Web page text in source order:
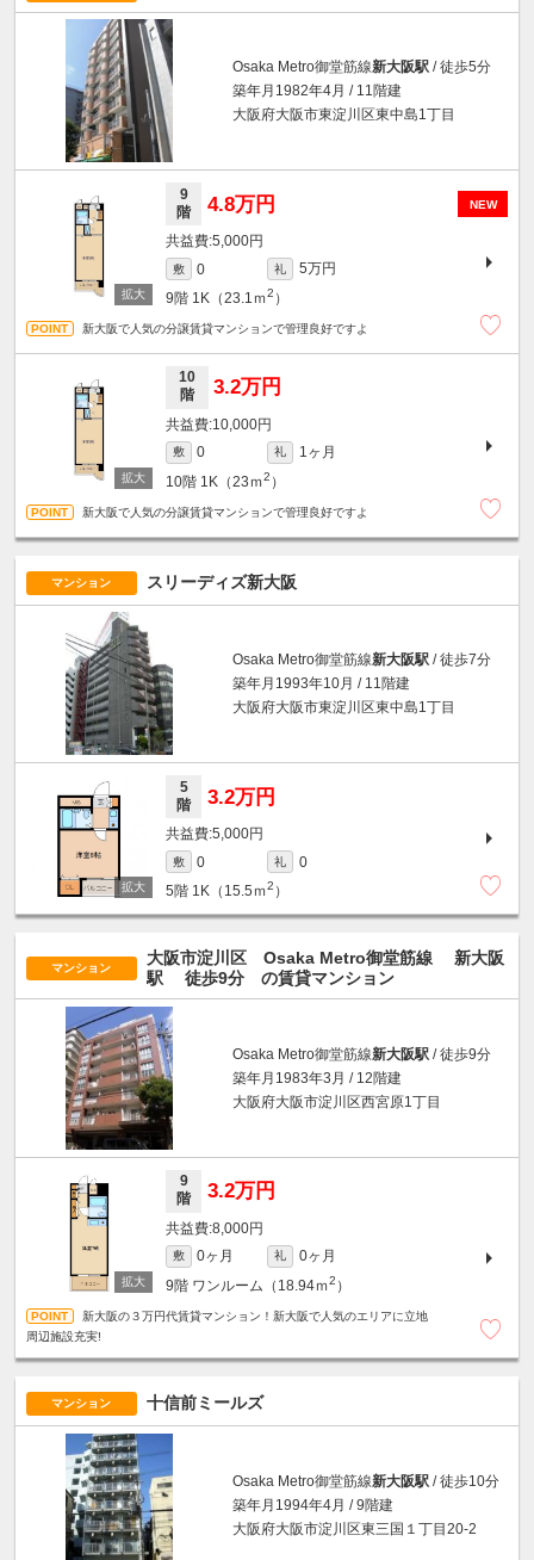
Osaka Metro御堂筋線新大阪駅 / 徒歩5分
築年月1982年4月 / 11階建
大阪府大阪市東淀川区東中島1丁目
NEW
9
階
4.8万円
5,000円
敷 0 礼
5万円
9階 1K（23.1ｍ2 ）
新大阪で人気の分譲賃貸マンションで管理良好ですよ
10
階
3.2万円
10,000円
敷 0 礼
1ヶ月
10階 1K（23ｍ2 ）
新大阪で人気の分譲賃貸マンションで管理良好ですよ
マンション スリーディズ新大阪
Osaka Metro御堂筋線新大阪駅 / 徒歩7分
築年月1993年10月 / 11階建
大阪府大阪市東淀川区東中島1丁目
5
階
3.2万円
5,000円
敷 0 礼
0
5階 1K（15.5ｍ2 ）
マンション
大阪市淀川区 Osaka Metro御堂筋線
新大阪
駅
徒歩9分 の賃貸マンション
Osaka Metro御堂筋線新大阪駅 / 徒歩9分
築年月1983年3月 / 12階建
大阪府大阪市淀川区西宮原1丁目
9
階
3.2万円
8,000円
敷 0ヶ月 礼
0ヶ月
9階 ワンルーム（18.94ｍ2 ）
新大阪の３万円代賃貸マンション！新大阪で人気のエリアに立地
周辺施設充実!
マンション 十信前ミールズ
Osaka Metro御堂筋線新大阪駅 / 徒歩10分
築年月1994年4月 / 9階建
大阪府大阪市淀川区東三国１丁目20-2